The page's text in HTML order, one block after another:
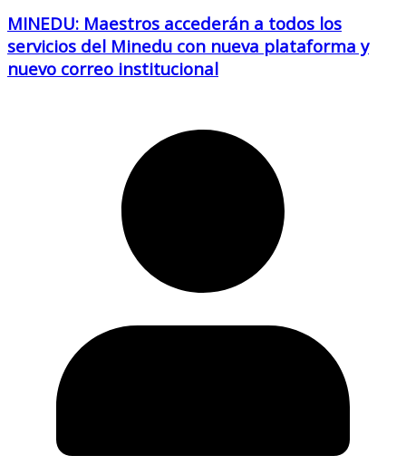
MINEDU: Maestros accederán a todos los
servicios del Minedu con nueva plataforma y
nuevo correo institucional